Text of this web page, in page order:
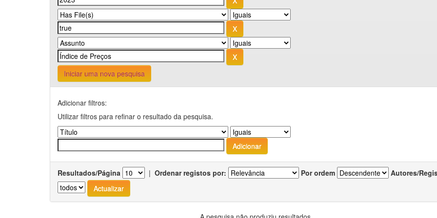
Iniciar uma nova pesquisa
Adicionar filtros:
Utilizar filtros para refinar o resultado da pesquisa.
Resultados/Página | Ordenar registos por: Por ordem Autores/